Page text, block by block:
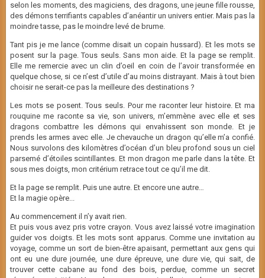
selon les moments, des magiciens, des dragons, une jeune fille rousse,
des démons terrifiants capables d’anéantir un univers entier. Mais pas la
moindre tasse, pas le moindre levé de brume.
Tant pis je me lance (comme disait un copain hussard). Et les mots se
posent sur la page. Tous seuls. Sans mon aide. Et la page se remplit.
Elle me remercie avec un clin d’oeil en coin de l’avoir transformée en
quelque chose, si ce n’est d’utile d’au moins distrayant. Mais à tout bien
choisir ne serait-ce pas la meilleure des destinations ?
Les mots se posent. Tous seuls. Pour me raconter leur histoire. Et ma
rouquine me raconte sa vie, son univers, m’emmène avec elle et ses
dragons combattre les démons qui envahissent son monde. Et je
prends les armes avec elle. Je chevauche un dragon qu’elle m’a confié.
Nous survolons des kilomètres d’océan d’un bleu profond sous un ciel
parsemé d’étoiles scintillantes. Et mon dragon me parle dans la tête. Et
sous mes doigts, mon critérium retrace tout ce qu’il me dit.
Et la page se remplit. Puis une autre. Et encore une autre…
Et la magie opère...
Au commencement il n’y avait rien.
Et puis vous avez pris votre crayon. Vous avez laissé votre imagination
guider vos doigts. Et les mots sont apparus. Comme une invitation au
voyage, comme un sort de bien-être apaisant, permettant aux gens qui
ont eu une dure journée, une dure épreuve, une dure vie, qui sait, de
trouver cette cabane au fond des bois, perdue, comme un secret